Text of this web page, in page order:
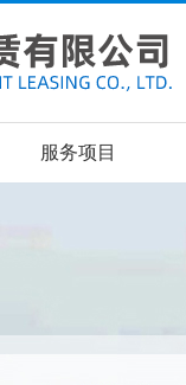
服务项目